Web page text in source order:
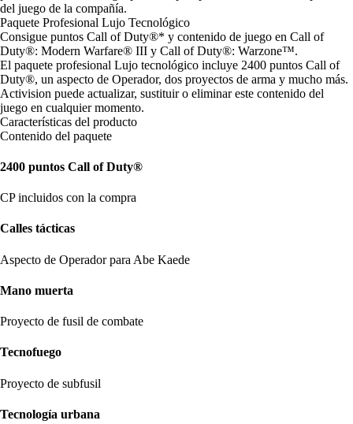
del juego de la compañía.
Paquete Profesional Lujo Tecnológico
Consigue puntos Call of Duty®* y contenido de juego en Call of
Duty®: Modern Warfare® III y Call of Duty®: Warzone™.
El paquete profesional Lujo tecnológico incluye 2400 puntos Call of
Duty®, un aspecto de Operador, dos proyectos de arma y mucho más.
Activision puede actualizar, sustituir o eliminar este contenido del
juego en cualquier momento.
Características del producto
Contenido del paquete
2400 puntos Call of Duty®
CP incluidos con la compra
Calles tácticas
Aspecto de Operador para Abe Kaede
Mano muerta
Proyecto de fusil de combate
Tecnofuego
Proyecto de subfusil
Tecnología urbana